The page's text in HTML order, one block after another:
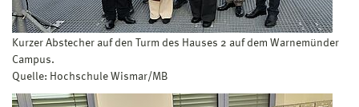
Kurzer Abstecher auf den Turm des Hauses 2 auf dem Warnemünder
Campus.
Quelle: Hochschule Wismar/MB